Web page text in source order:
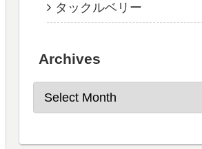
タックルベリー
Archives